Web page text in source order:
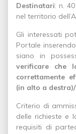
Destinatari: n.
nel territorio
Gli interessati
Portale
siano in
verificare che
correttamente
(in alto a
Criterio di
delle richieste e
requisiti di